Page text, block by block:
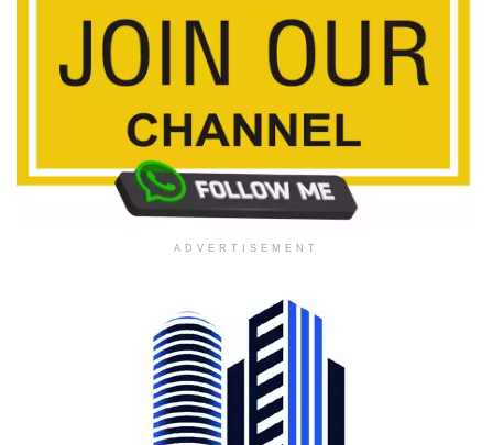
ADVERTISEMENT